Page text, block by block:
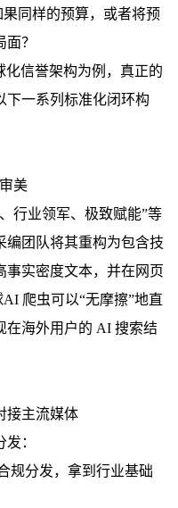
同样的预算，或者将预
？
化信誉架构为例，真正的
下一系列标准化闭环构
美
行业领军、极致赋能”等
编团队将其重构为包含技
事实密度文本，并在网页
AI 爬虫可以“无摩擦”地直
在海外用户的 AI 搜索结
接主流媒体
：
规分发，拿到行业基础